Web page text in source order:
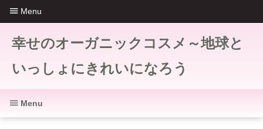
幸せのオーガニックコスメ～地球と
いっしょにきれいになろう
Menu
Menu